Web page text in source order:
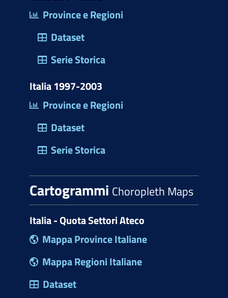
Province e Regioni
Dataset
Serie Storica
Italia 1997-2003
Province e Regioni
Dataset
Serie Storica
Cartogrammi Choropleth Maps
Italia - Quota Settori Ateco
Mappa Province Italiane
Mappa Regioni Italiane
Dataset